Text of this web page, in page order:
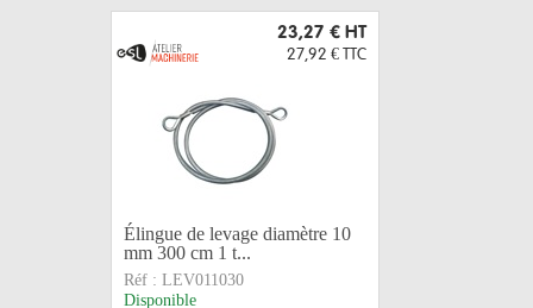
23,27 € HT
27,92 € TTC
Élingue de levage diamètre 10
mm 300 cm 1 t...
Réf : LEV011030
Disponible